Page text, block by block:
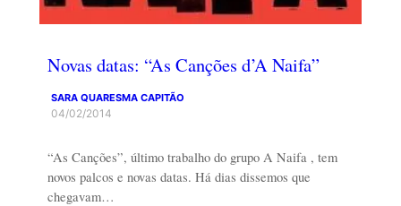
Novas datas: “As Canções d’A Naifa”
SARA QUARESMA CAPITÃO
04/02/2014
“As Canções”, último trabalho do grupo A Naifa , tem
novos palcos e novas datas. Há dias dissemos que
chegavam…